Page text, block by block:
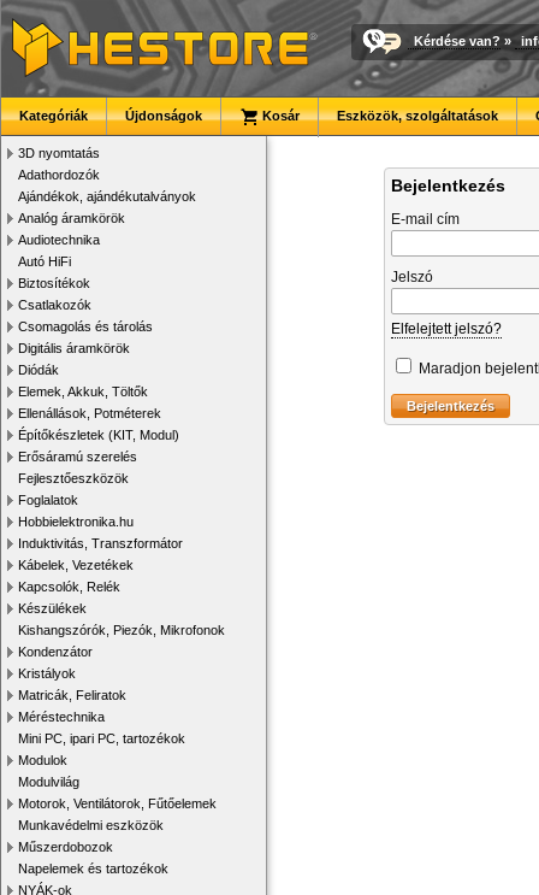
Kérdése van? »
Kategóriák Újdonságok Kosár Eszközök, szolgáltatások
3D nyomtatás
Adathordozók
Ajándékok, ajándékutalványok
Analóg áramkörök
Audiotechnika
Autó HiFi
Biztosítékok
Csatlakozók
Csomagolás és tárolás
Digitális áramkörök
Diódák
Elemek, Akkuk, Töltők
Ellenállások, Potméterek
Építőkészletek (KIT, Modul)
Erősáramú szerelés
Fejlesztőeszközök
Foglalatok
Hobbielektronika.hu
Induktivitás, Transzformátor
Kábelek, Vezetékek
Kapcsolók, Relék
Készülékek
Kishangszórók, Piezók, Mikrofonok
Kondenzátor
Kristályok
Matricák, Feliratok
Méréstechnika
Mini PC, ipari PC, tartozékok
Modulok
Modulvilág
Motorok, Ventilátorok, Fűtőelemek
Munkavédelmi eszközök
Műszerdobozok
Napelemek és tartozékok
NYÁK-ok
Bejelentkezés
E-mail cím
Jelszó
Elfelejtett jelszó?
Maradjon